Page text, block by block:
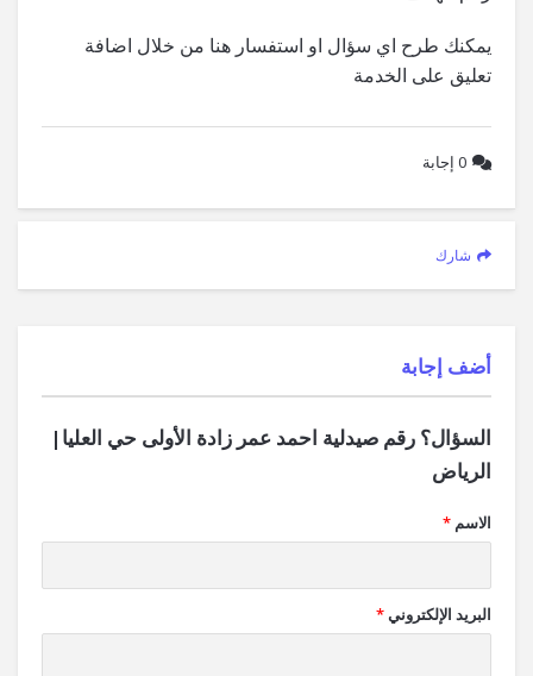
يمكنك طرح اي سؤال او استفسار هنا من خلال اضافة
تعليق على الخدمة
0 إجابة
شارك
‫أضف إجابة
السؤال؟ رقم صيدلية احمد عمر زادة الأولى حي العليا|
الرياض
الاسم *
البريد الإلكتروني*